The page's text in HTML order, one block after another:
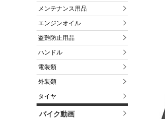
メンテナンス用品
エンジンオイル
盗難防止用品
ハンドル
電装類
外装類
タイヤ
バイク動画